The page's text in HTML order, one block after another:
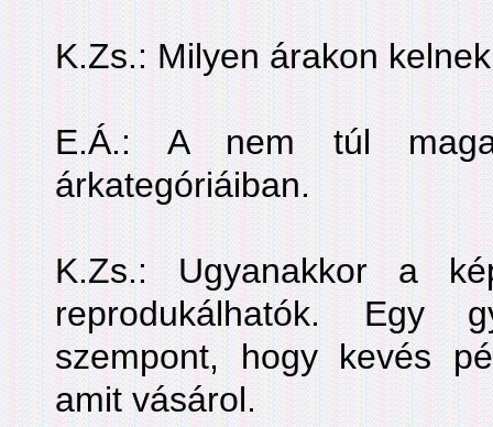
K.Zs.: Milyen árakon
E.Á.: A nem túl
árkategóriáiban.
K.Zs.: Ugyanakkor a
reprodukálhatók. Egy
szempont, hogy kevés
amit vásárol.